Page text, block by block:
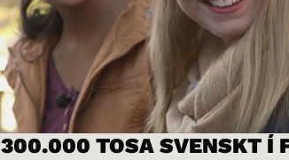
300.000 TOSA SVENSKT Í